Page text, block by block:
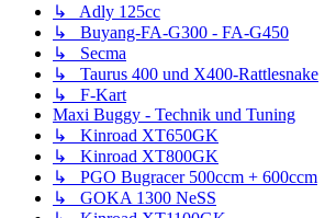
↳ Adly 125cc
↳ Buyang-FA-G300 - FA-G450
↳ Secma
↳ Taurus 400 und X400-Rattlesnake
↳ F-Kart
Maxi Buggy - Technik und Tuning
↳ Kinroad XT650GK
↳ Kinroad XT800GK
↳ PGO Bugracer 500ccm + 600ccm
↳ GOKA 1300 NeSS